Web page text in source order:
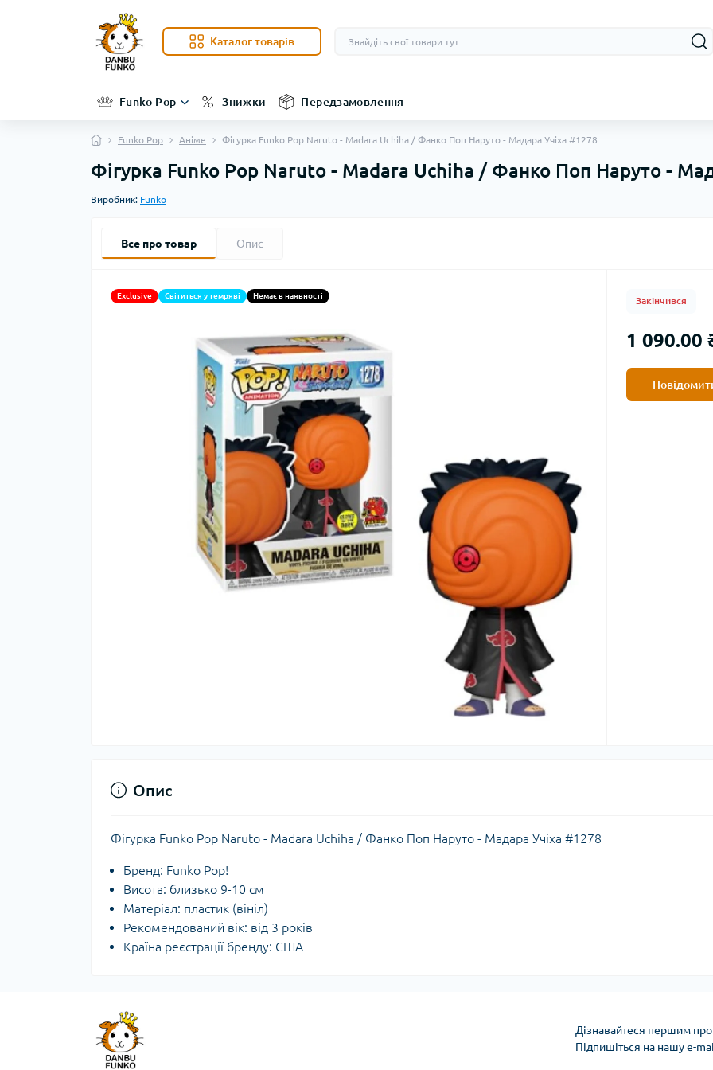
Каталог товарів
Funko Pop Знижки Передзамовлення
Funko Pop Аніме Фігурка Funko Pop Naruto - Madara Uchiha / Фанко Поп Наруто - Мадара Учіха #1278
Фігурка Funko Pop Naruto - Madara Uchiha / Фанко Поп Наруто -
Виробник: Funko
Все про товар Опис
Exclusive Світиться у темряві Немає в наявності Закінчився
1 090.00
Опис
Фігурка Funko Pop Naruto - Madara Uchiha / Фанко Поп Наруто - Мадара Учіха #1278
Бренд: Funko Pop!
Висота: близько 9-10 см
Матеріал: пластик (вініл)
Рекомендований вік: від 3 років
Країна реєстрації бренду: США
Дізнавайтеся першим про
Підпишіться на нашу e-